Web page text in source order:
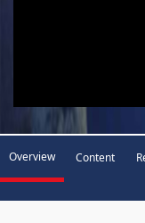
Overview Content